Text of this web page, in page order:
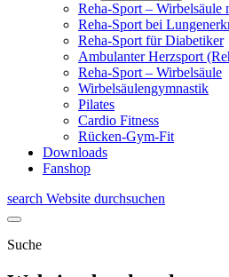
Reha-Sport – Wirbelsäule
Reha-Sport bei
Reha-Sport für Diabetiker
Ambulanter Herzsport
Reha-Sport – Wirbelsäule
Wirbelsäulengymnastik
Pilates
Cardio Fitness
Rücken-Gym-Fit
Downloads
Fanshop
search Website durchsuchen
Suche